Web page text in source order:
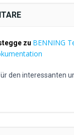
zu BENNING
den interessanten